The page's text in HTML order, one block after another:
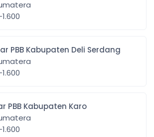
Rp -1.600
Bayar PBB Kabupaten Deli Serdang
Rp -1.600
Bayar PBB Kabupaten Karo
Rp -1.600